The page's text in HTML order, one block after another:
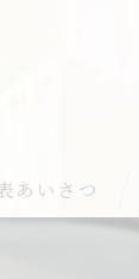
あいさつ